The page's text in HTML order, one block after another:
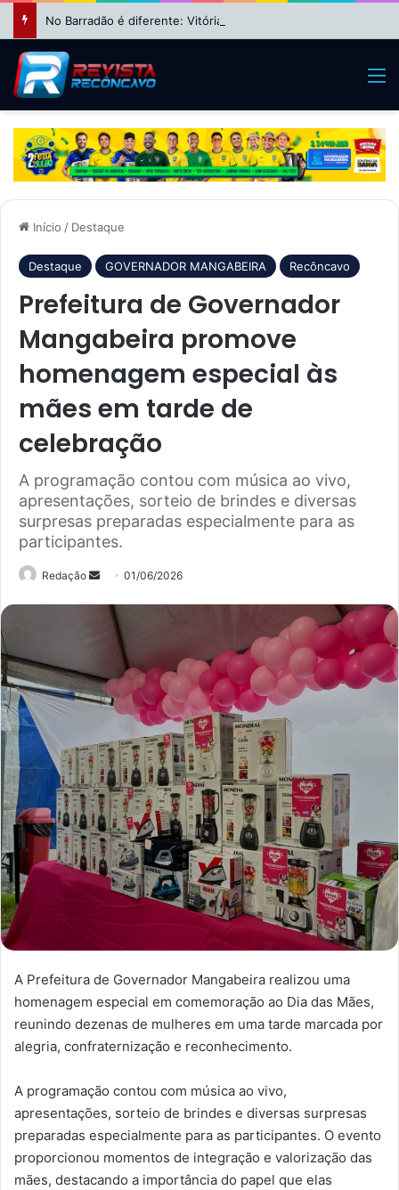
Início / Destaque
Destaque GOVERNADOR MANGABEIRA Recôncavo
Prefeitura de Governador
Mangabeira promove
homenagem especial às
mães em tarde de
celebração
A programação contou com música ao vivo,
apresentações, sorteio de brindes e diversas
surpresas preparadas especialmente para as
participantes.
Redação
Mande
mail
01/06/2026
A Prefeitura de Governador Mangabeira realizou uma
homenagem especial em comemoração ao Dia das Mães,
reunindo dezenas de mulheres em uma tarde marcada por
alegria, confraternização e reconhecimento.
A programação contou com música ao vivo,
apresentações, sorteio de brindes e diversas surpresas
preparadas especialmente para as participantes. O evento
proporcionou momentos de integração e valorização das
mães, destacando a importância do papel que elas